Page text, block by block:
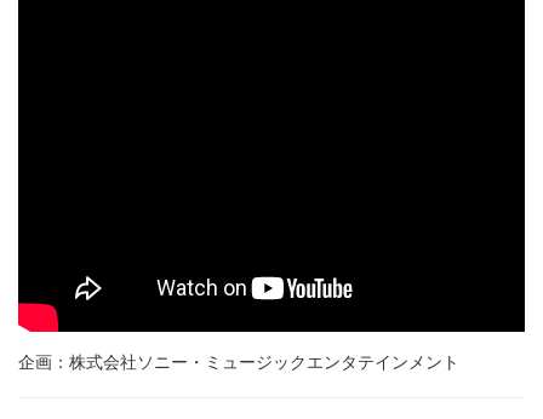
企画：株式会社ソニー・ミュージックエンタテインメント